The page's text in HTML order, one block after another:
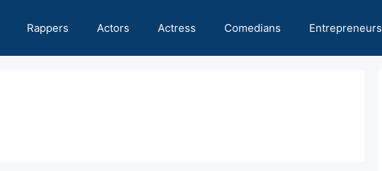
Rappers Actors Actress Comedians Entrepreneurs